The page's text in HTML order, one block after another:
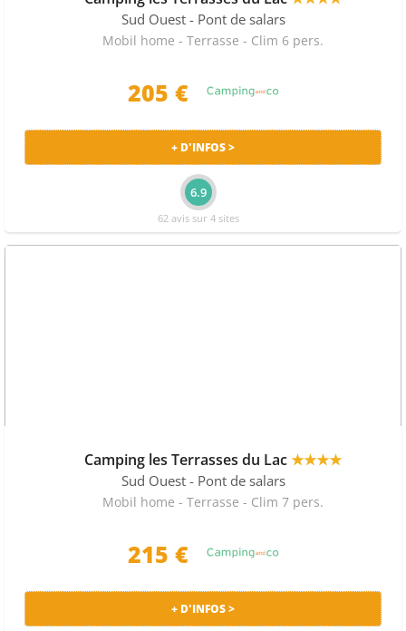
Sud Ouest - Pont de salars
Mobil home - Terrasse - Clim 6 pers.
205 €
+ D'INFOS >
6.9
62 avis sur 4 sites
Camping les Terrasses du Lac★★★★
Sud Ouest - Pont de salars
Mobil home - Terrasse - Clim 7 pers.
215 €
+ D'INFOS >